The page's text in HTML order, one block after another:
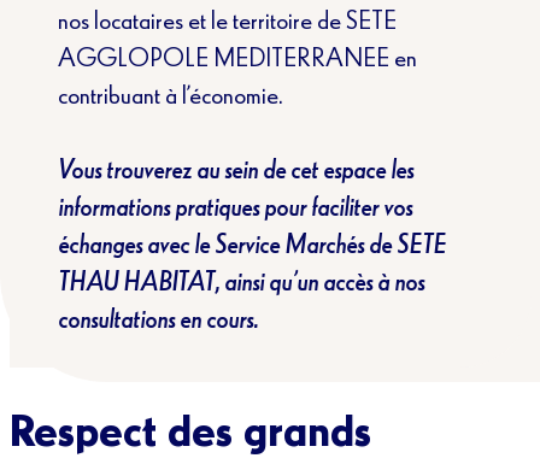
nos locataires et le territoire de SETE
AGGLOPOLE MEDITERRANEE en
contribuant à l’économie.
Vous trouverez au sein de cet espace les
informations pratiques pour faciliter vos
échanges avec le Service Marchés de SETE
THAU HABITAT, ainsi qu’un accès à nos
consultations en cours.
Respect des grands